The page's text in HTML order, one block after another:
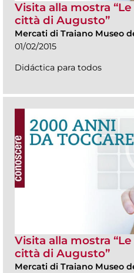
Visita alla mostra
città di Augusto”
Mercati di Traiano Museo
01/02/2015
Didáctica para todos
Visita alla mostra
città di Augusto”
Mercati di Traiano Museo